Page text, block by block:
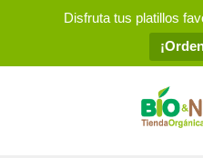
Disfruta tus platillos